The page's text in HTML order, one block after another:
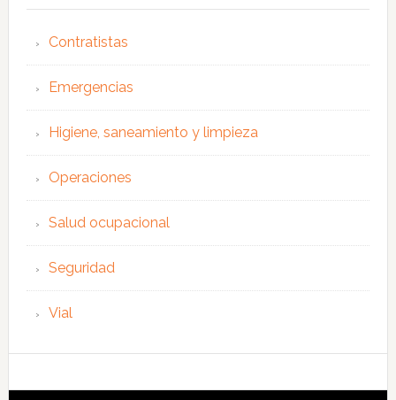
Contratistas
Emergencias
Higiene, saneamiento y limpieza
Operaciones
Salud ocupacional
Seguridad
Vial